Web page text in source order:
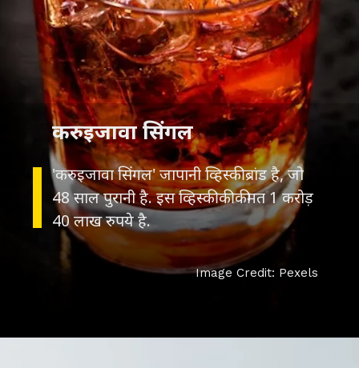
'करुइजावा सिंगल' जापानी व्हिस्की ब्रांड है, जो
48 साल पुरानी है. इस व्हिस्की की कीमत 1 करोड़
40 लाख रुपये है.
करुइजावा सिंगल
Image Credit: Pexels